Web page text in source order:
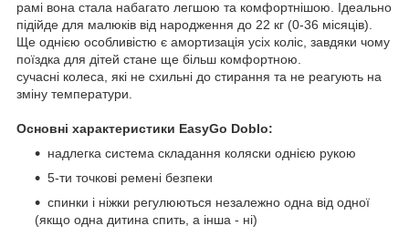
рамі вона стала набагато легшою та комфортнішою. Ідеально
підійде для малюків від народження до 22 кг (0-36 місяців).
Ще однією особливістю є амортизація усіх коліс, завдяки чому
поїздка для дітей стане ще більш комфортною.
сучасні колеса, які не схильні до стирання та не реагують на
зміну температури.
Основні характеристики EasyGo Doblo:
надлегка система складання коляски однією рукою
5-ти точкові ремені безпеки
спинки і ніжки регулюються незалежно одна від одної
(якщо одна дитина спить, а інша - ні)